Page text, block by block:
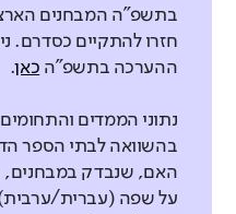
בתשפ"ה המבחנים
חזרו להתקיים כסדרם.
ההערכה בתשפ"ה כאן.
נתוני הממדים
בהשוואה לבתי הספר
האם, שנבדק
על שפה (עברית/